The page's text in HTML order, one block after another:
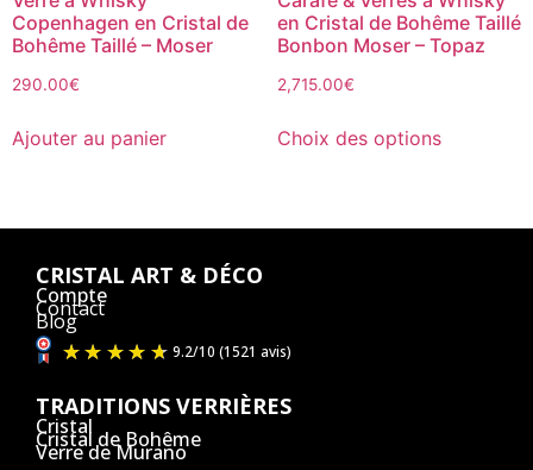
Copenhagen en Cristal de
Bohême Taillé – Moser
290.00€
Ajouter au panier
en Cristal de Bohême Taillé
Bonbon Moser – Topaz
2,715.00€
Choix des options
CRISTAL ART & DÉCO
Compte
Contact
Blog
TRADITIONS VERRIÈRES
Cristal
Cristal de Bohême
Verre de Murano